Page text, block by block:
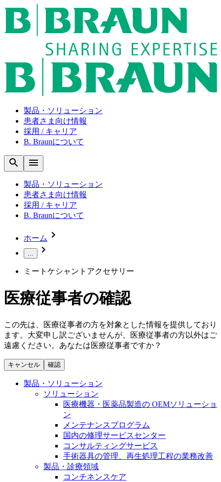
製品・ソリューション
患者さま向け情報
採用 / キャリア
B. Braunについて
製品・ソリューション
患者さま向け情報
採用 / キャリア
B. Braunについて
ホーム
...
ミートケシャントアクセサリー
医療従事者の確認
この先は、医療従事者の方を対象とした情報を提供しており
ます。大変申し訳ございませんが、医療従事者の方以外はご
遠慮ください。あなたは医療従事者ですか？
キャンセル 確認
製品・ソリューション
ソリューション
医療機器・医薬品製造の OEMソリューショ
ン
メンテナンスプログラム
国内の修理サービスセンター
コンサルティングサービス
手術器具の管理、再生処理工程の業務改善
製品・診療領域
コンチネンスケア